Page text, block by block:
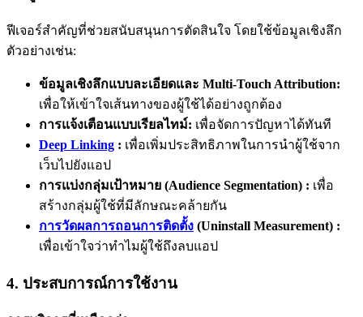
ฟีเจอร์สำคัญที่ช่วยสนับสนุนการตัดสินใจ โดยใช้ข้อมูลเชิงลึก
ตัวอย่างเช่น:
ข้อมูลเชิงลึกแบบละเอียดและ Multi-Touch Attribution:
เพื่อให้เข้าใจเส้นทางของผู้ใช้ได้อย่างถูกต้อง
การแจ้งเตือนแบบเรียลไทม์: เพื่อจัดการปัญหาได้ทันที
Deep Linking : เพื่อเพิ่มประสิทธิภาพในการนำผู้ใช้จาก
เว็บไปยังแอป
การแบ่งกลุ่มเป้าหมาย (Audience Segmentation) : เพื่อ
สร้างกลุ่มผู้ใช้ที่มีลักษณะคล้ายกัน
การวัดผลการถอนการติดตั้ง (Uninstall Measurement) :
เพื่อเข้าใจว่าทำไมผู้ใช้ถึงลบแอป
4. ประสบการณ์การใช้งาน